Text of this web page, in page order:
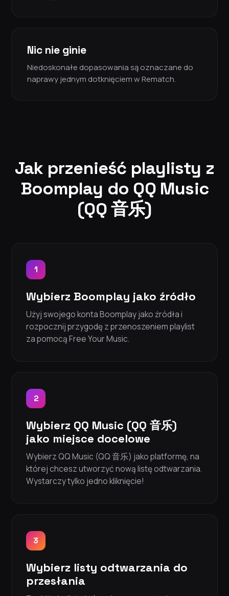
Nic nie ginie
Niedoskonałe dopasowania są oznaczane do
naprawy jednym dotknięciem w Rematch.
Jak przenieść playlisty z
Boomplay do QQ Music
(QQ 音乐)
1
Wybierz Boomplay jako źródło
Użyj swojego konta Boomplay jako źródła i
rozpocznij przygodę z przenoszeniem playlist
za pomocą Free Your Music.
2
Wybierz QQ Music (QQ 音乐)
jako miejsce docelowe
Wybierz QQ Music (QQ 音乐) jako platformę, na
której chcesz utworzyć nową listę odtwarzania.
Wystarczy tylko jedno kliknięcie!
3
Wybierz listy odtwarzania do
przesłania